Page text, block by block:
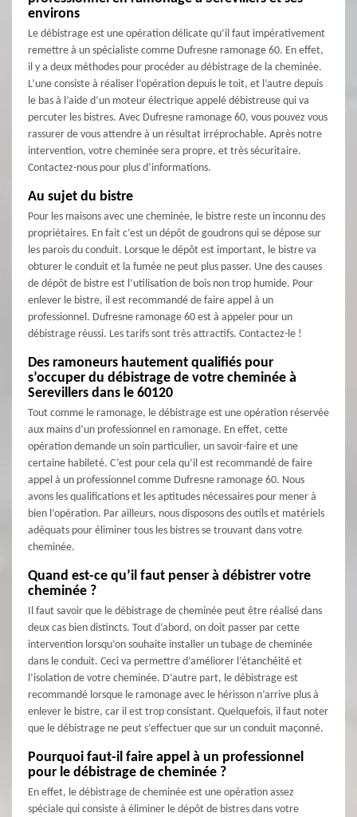
environs
Le débistrage est une opération délicate qu’il faut impérativement
remettre à un spécialiste comme Dufresne ramonage 60. En effet,
il y a deux méthodes pour procéder au débistrage de la cheminée.
L’une consiste à réaliser l’opération depuis le toit, et l’autre depuis
le bas à l’aide d’un moteur électrique appelé débistreuse qui va
percuter les bistres. Avec Dufresne ramonage 60, vous pouvez vous
rassurer de vous attendre à un résultat irréprochable. Après notre
intervention, votre cheminée sera propre, et très sécuritaire.
Contactez-nous pour plus d’informations.
Au sujet du bistre
Pour les maisons avec une cheminée, le bistre reste un inconnu des
propriétaires. En fait c’est un dépôt de goudrons qui se dépose sur
les parois du conduit. Lorsque le dépôt est important, le bistre va
obturer le conduit et la fumée ne peut plus passer. Une des causes
de dépôt de bistre est l’utilisation de bois non trop humide. Pour
enlever le bistre, il est recommandé de faire appel à un
professionnel. Dufresne ramonage 60 est à appeler pour un
débistrage réussi. Les tarifs sont très attractifs. Contactez-le !
Des ramoneurs hautement qualifiés pour
s’occuper du débistrage de votre cheminée à
Serevillers dans le 60120
Tout comme le ramonage, le débistrage est une opération réservée
aux mains d’un professionnel en ramonage. En effet, cette
opération demande un soin particulier, un savoir-faire et une
certaine habileté. C’est pour cela qu’il est recommandé de faire
appel à un professionnel comme Dufresne ramonage 60. Nous
avons les qualifications et les aptitudes nécessaires pour mener à
bien l’opération. Par ailleurs, nous disposons des outils et matériels
adéquats pour éliminer tous les bistres se trouvant dans votre
cheminée.
Quand est-ce qu’il faut penser à débistrer votre
cheminée ?
Il faut savoir que le débistrage de cheminée peut être réalisé dans
deux cas bien distincts. Tout d’abord, on doit passer par cette
intervention lorsqu’on souhaite installer un tubage de cheminée
dans le conduit. Ceci va permettre d’améliorer l’étanchéité et
l’isolation de votre cheminée. D’autre part, le débistrage est
recommandé lorsque le ramonage avec le hérisson n’arrive plus à
enlever le bistre, car il est trop consistant. Quelquefois, il faut noter
que le débistrage ne peut s’effectuer que sur un conduit maçonné.
Pourquoi faut-il faire appel à un professionnel
pour le débistrage de cheminée ?
En effet, le débistrage de cheminée est une opération assez
spéciale qui consiste à éliminer le dépôt de bistres dans votre